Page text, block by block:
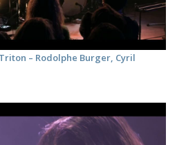
– Rodolphe Burger, Cyril